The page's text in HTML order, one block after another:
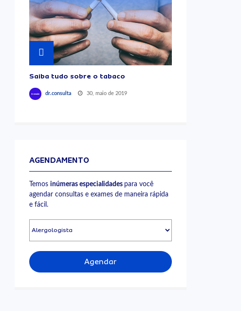
Saiba tudo sobre o tabaco
dr.consulta 30, maio de 2019
AGENDAMENTO
Temos inúmeras especialidades para você
agendar consultas e exames de maneira rápida
e fácil.
Agendar